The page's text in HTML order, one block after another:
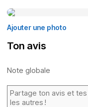
Ajouter une photo
Ton avis
Note globale